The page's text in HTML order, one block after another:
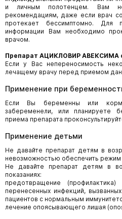
и личным полотенцем. Вам
рекомендациям, даже если врач
протекает бессимптомно. Для
информации Вам необходимо
врачом.
Препарат АЦИКЛОВИР АВЕКСИМА
Если у Вас непереносимость
лечащему врачу перед приемом
Применение при
Если Вы беременны или
забеременели, или планируете
приема препарата
Применение детьми
Не давайте препарат детям в
невозможностью обеспечить режим
Не давайте препарат детям в
показаниях:
предотвращение
перенесенных инфекций,
пациентов с нормальным
лечение опоясывающего лишая